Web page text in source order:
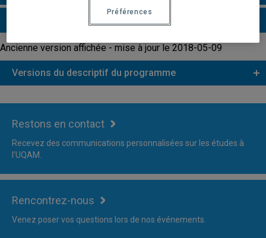
Ancienne version affichée - mise à jour le 2018-05-09
Versions du descriptif du programme
Restons en contact
Recevez des communications personnalisées sur les études à
l'UQAM.
Rencontrez-nous
Venez poser vos questions lors de nos événements.
Préférences